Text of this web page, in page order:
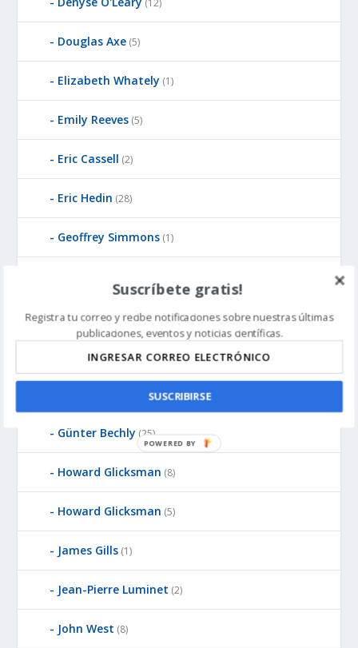
(12)
Douglas Axe (5)
Elizabeth Whately (1)
Emily Reeves (5)
Eric Cassell (2)
Eric Hedin (28)
Geoffrey Simmons (1)
Giuseppe Sermonti(1)
Granville Sewell (15)
Guillermo Gonzalez(13)
Günter Bechly (25)
Howard Glicksman (8)
Howard Glicksman (5)
James Gills (1)
Jean-Pierre Luminet (2)
John West (8)
Suscríbete gratis!
Registra tu correo y recibe notificaciones sobre nuestras últimas
publicaciones, eventos y noticias científicas.
SUSCRIBIRSE
P
W
R
E
B
Y